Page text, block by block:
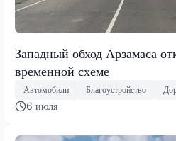
Западный обход Арзамаса
временной схеме
Автомобили Благоустройство
6 июля